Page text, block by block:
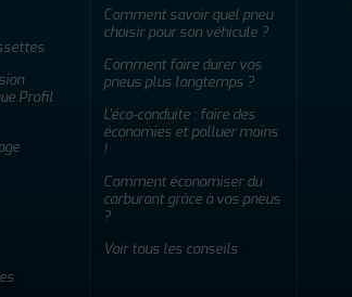
Profil
Comment savoir quel pneu
choisir pour son véhicule ?
Comment faire durer vos
pneus plus longtemps ?
L'éco-conduite : faire des
économies et polluer moins
!
Comment économiser du
carburant grâce à vos pneus
?
Voir tous les conseils